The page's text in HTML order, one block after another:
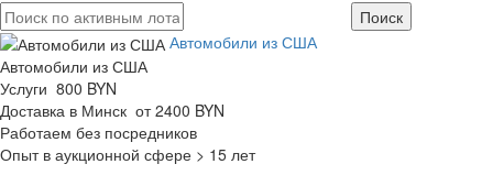
Автомобили из США
Автомобили из США
Услуги 800 BYN
Доставка в Минск от 2400 BYN
Работаем без посредников
Опыт в аукционной сфере > 15 лет